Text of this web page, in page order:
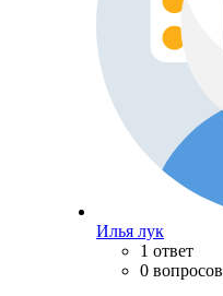
Илья лук
1 ответ
0 вопросов